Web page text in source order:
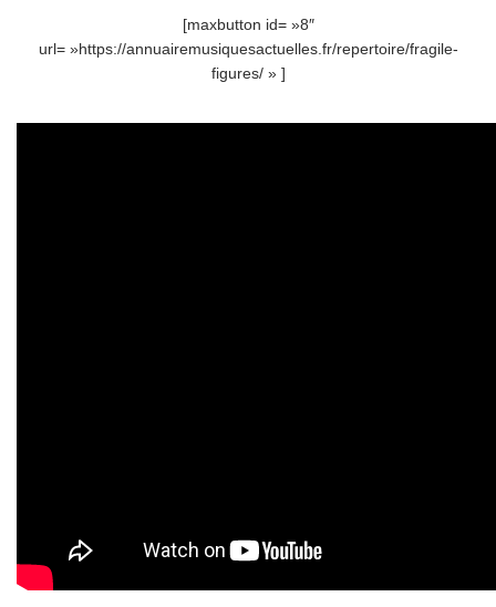
[maxbutton id= »8″
url= »https://annuairemusiquesactuelles.fr/repertoire/fragile-
figures/ » ]